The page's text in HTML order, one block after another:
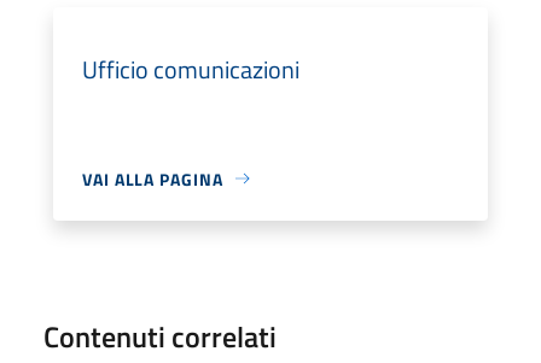
Ufficio comunicazioni
VAI ALLA PAGINA
Contenuti correlati